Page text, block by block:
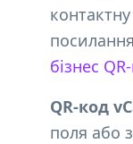
бізнес
QR-код
поля або